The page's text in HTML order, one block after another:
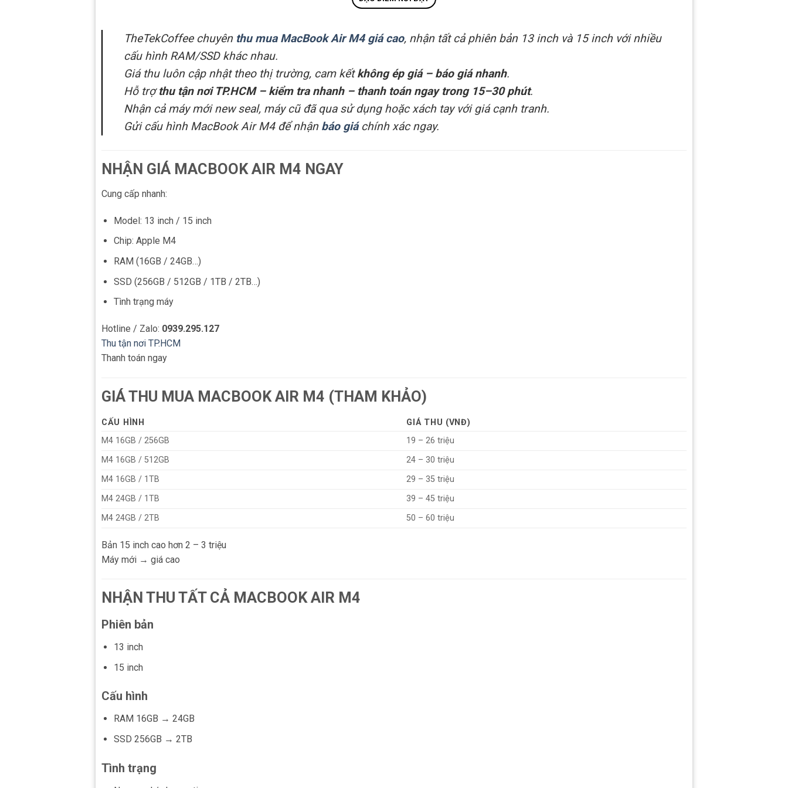
TheTekCoffee chuyên thu mua MacBook Air M4 giá cao, nhận tất cả phiên bản 13 inch và 15 inch với nhiều
cấu hình RAM/SSD khác nhau.
Giá thu luôn cập nhật theo thị trường, cam kếtkhông ép giá – báo giá nhanh.
Hỗ trợthu tận nơi TP.HCM – kiểm tra nhanh – thanh toán ngay trong 15–30 phút.
Nhận cả máy mới new seal, máy cũ đã qua sử dụng hoặc xách tay với giá cạnh tranh.
Gửi cấu hình MacBook Air M4 để nhận báo giáchính xác ngay.
NHẬN GIÁ MACBOOK AIR M4 NGAY
Cung cấp nhanh:
Model: 13 inch / 15 inch
Chip: Apple M4
RAM (16GB / 24GB…)
SSD (256GB / 512GB / 1TB / 2TB…)
Tình trạng máy
Hotline / Zalo: 0939.295.127
Thu tận nơi TP.HCM
Thanh toán ngay
GIÁ THU MUA MACBOOK AIR M4 (THAM KHẢO)
CẤU HÌNH
GIÁ THU (VNĐ)
M4 16GB / 256GB
19 – 26 triệu
M4 16GB / 512GB
24 – 30 triệu
M4 16GB / 1TB
29 – 35 triệu
M4 24GB / 1TB
39 – 45 triệu
M4 24GB / 2TB
50 – 60 triệu
Bản 15 inch cao hơn 2 – 3 triệu
Máy mới → giá cao
NHẬN THU TẤT CẢ MACBOOK AIR M4
Phiên bản
13 inch
15 inch
Cấu hình
RAM 16GB → 24GB
SSD 256GB → 2TB
Tình trạng